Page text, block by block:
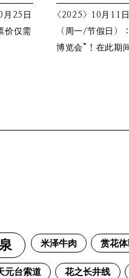
月25日
价仅需
<2025> 10月11
（周一/节假日）
博览会”！在此期
米泽牛肉 赏花
元台索道 花之长井线